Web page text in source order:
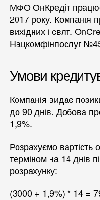
МФО ОнКредіт
2017 року. Компанія
вихідних і свят.
Нацкомфінпослуг
Умови
Компанія видає
до 90 днів. Добова
1,9%.
Розрахуємо вартість
терміном на 14 днів
розрахунку:
(3000 + 1,9%) * 14 =